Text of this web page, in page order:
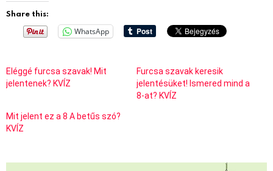
Share this:
WhatsApp
Eléggé furcsa szavak! Mit
jelentenek? KVÍZ
Furcsa szavak keresik
jelentésüket! Ismered mind a
8-at? KVÍZ
Mit jelent ez a 8 A betűs szó?
KVÍZ